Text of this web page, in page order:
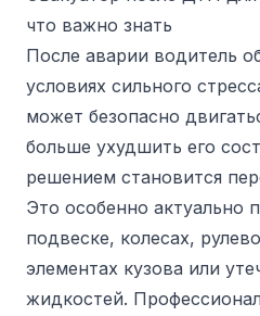
что важно знать
После аварии водитель
условиях сильного
может безопасно
больше ухудшить его
решением становится
Это особенно актуально
подвеске, колесах,
элементах кузова или
жидкостей.